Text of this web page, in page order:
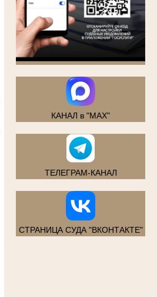
КАНАЛ в "MAX"
ТЕЛЕГРАМ-КАНАЛ
СТРАНИЦА СУДА "ВКОНТАКТЕ"